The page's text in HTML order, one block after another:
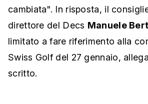
cambiata". In risposta, il
direttore del Decs Manuele
limitato a fare riferimento alla
Swiss Golf del 27 gennaio,
scritto.